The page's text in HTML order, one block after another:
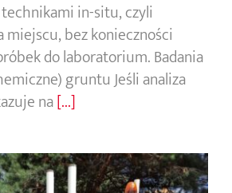
in-situ, czyli
miejscu, bez konieczności
do laboratorium. Badania
gruntu Jeśli analiza
na[...]